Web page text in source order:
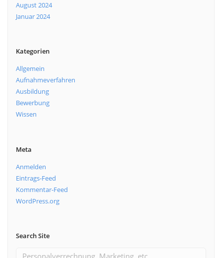
August 2024
Januar 2024
Kategorien
Allgemein
Aufnahmeverfahren
Ausbildung
Bewerbung
Wissen
Meta
Anmelden
Eintrags-Feed
Kommentar-Feed
WordPress.org
Search Site